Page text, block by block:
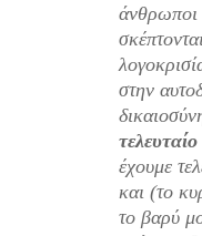
άνθρωποι
στην
έχουμε
και (το
το βαρύ